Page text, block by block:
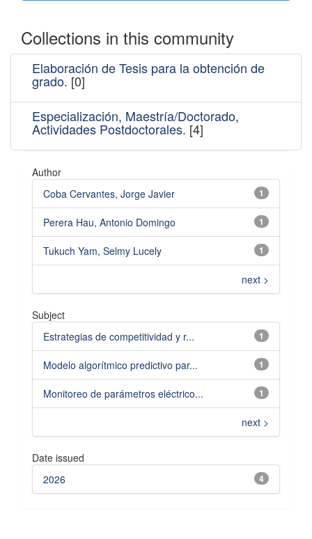
Collections in this community
Elaboración de Tesis para la obtención de
grado. [0]
Especialización, Maestría/Doctorado,
Actividades Postdoctorales. [4]
Author
1
Coba Cervantes, Jorge Javier
1
Perera Hau, Antonio Domingo
1
Tukuch Yam, Selmy Lucely
next >
Subject
1
Estrategias de competitividad y r...
1
Modelo algorítmico predictivo par...
1
Monitoreo de parámetros eléctrico...
next >
Date issued
4
2026